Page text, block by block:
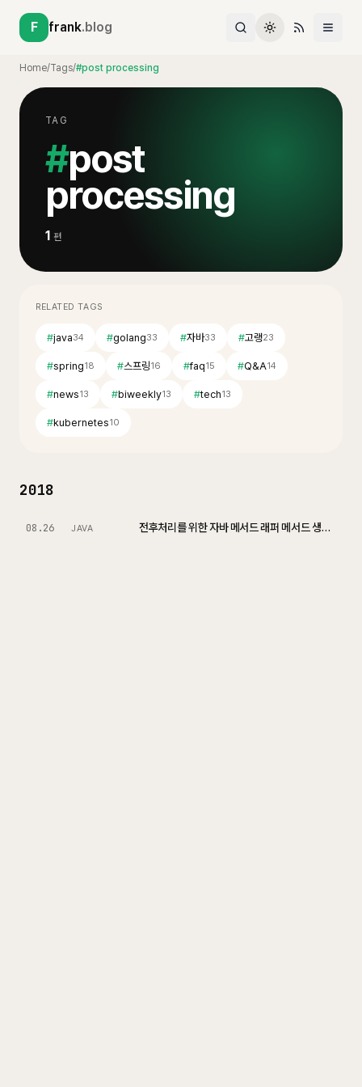
F frank.blog
Home/Tags/#post processing
TAG
#post
processing
1 편
RELATED TAGS
#java34 #golang33 #자바33 #고랭23
#spring18 #스프링16 #faq15 #Q&A14
#news13 #biweekly13 #tech13
#kubernetes10
2018
08.26 JAVA 전후처리를 위한 자바 메서드 래퍼 메서드 생성하기